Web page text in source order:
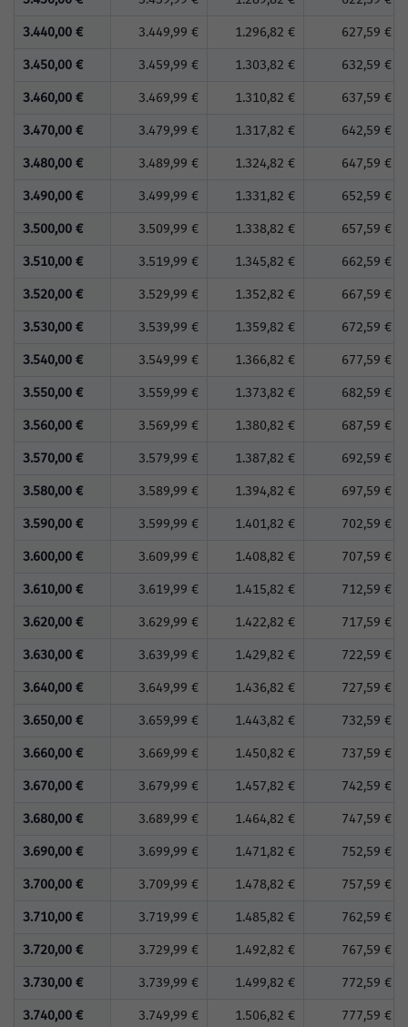
3.440,00 € 3.449,99 € 1.296,82 € 627,59 €
3.450,00 € 3.459,99 € 1.303,82 € 632,59 €
3.460,00 € 3.469,99 € 1.310,82 € 637,59 €
3.470,00 € 3.479,99 € 1.317,82 € 642,59 €
3.480,00 € 3.489,99 € 1.324,82 € 647,59 €
3.490,00 € 3.499,99 € 1.331,82 € 652,59 €
3.500,00 € 3.509,99 € 1.338,82 € 657,59 €
3.510,00 € 3.519,99 € 1.345,82 € 662,59 €
3.520,00 € 3.529,99 € 1.352,82 € 667,59 €
3.530,00 € 3.539,99 € 1.359,82 € 672,59 €
3.540,00 € 3.549,99 € 1.366,82 € 677,59 €
3.550,00 € 3.559,99 € 1.373,82 € 682,59 €
3.560,00 € 3.569,99 € 1.380,82 € 687,59 €
3.570,00 € 3.579,99 € 1.387,82 € 692,59 €
3.580,00 € 3.589,99 € 1.394,82 € 697,59 €
3.590,00 € 3.599,99 € 1.401,82 € 702,59 €
3.600,00 € 3.609,99 € 1.408,82 € 707,59 €
3.610,00 € 3.619,99 € 1.415,82 € 712,59 €
3.620,00 € 3.629,99 € 1.422,82 € 717,59 €
3.630,00 € 3.639,99 € 1.429,82 € 722,59 €
3.640,00 € 3.649,99 € 1.436,82 € 727,59 €
3.650,00 € 3.659,99 € 1.443,82 € 732,59 €
3.660,00 € 3.669,99 € 1.450,82 € 737,59 €
3.670,00 € 3.679,99 € 1.457,82 € 742,59 €
3.680,00 € 3.689,99 € 1.464,82 € 747,59 €
3.690,00 € 3.699,99 € 1.471,82 € 752,59 €
3.700,00 € 3.709,99 € 1.478,82 € 757,59 €
3.710,00 € 3.719,99 € 1.485,82 € 762,59 €
3.720,00 € 3.729,99 € 1.492,82 € 767,59 €
3.730,00 € 3.739,99 € 1.499,82 € 772,59 €
3.740,00 € 3.749,99 € 1.506,82 € 777,59 €